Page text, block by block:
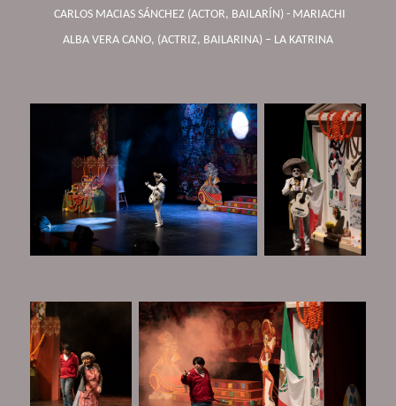
CARLOS MACIAS SÁNCHEZ (ACTOR, BAILARÍN) - MARIACHI
ALBA VERA CANO, (ACTRIZ, BAILARINA) – LA KATRINA